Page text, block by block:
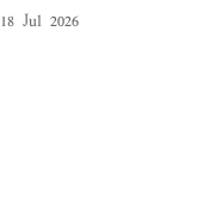
18 Jul 2026